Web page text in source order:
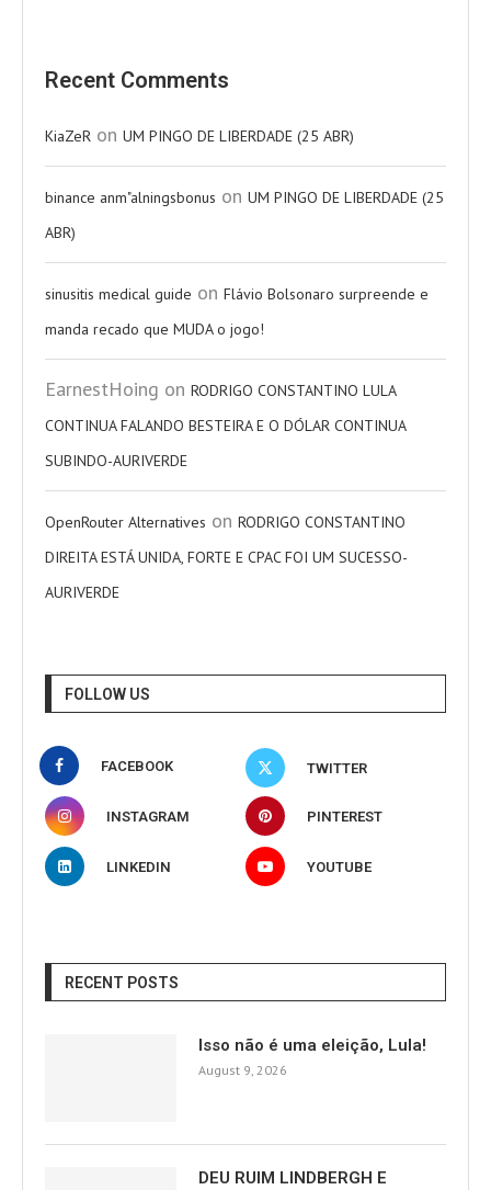
Recent Comments
KiaZeR on UM PINGO DE LIBERDADE (25 ABR)
binance anm"alningsbonus on UM PINGO DE LIBERDADE (25
ABR)
sinusitis medical guide on Flávio Bolsonaro surpreende e
manda recado que MUDA o jogo!
EarnestHoing on RODRIGO CONSTANTINO LULA
CONTINUA FALANDO BESTEIRA E O DÓLAR CONTINUA
SUBINDO-AURIVERDE
OpenRouter Alternatives on RODRIGO CONSTANTINO
DIREITA ESTÁ UNIDA, FORTE E CPAC FOI UM SUCESSO-
AURIVERDE
FOLLOW US
FACEBOOK TWITTER
INSTAGRAM PINTEREST
LINKEDIN YOUTUBE
RECENT POSTS
Isso não é uma eleição, Lula!
August 9, 2026
DEU RUIM LINDBERGH E